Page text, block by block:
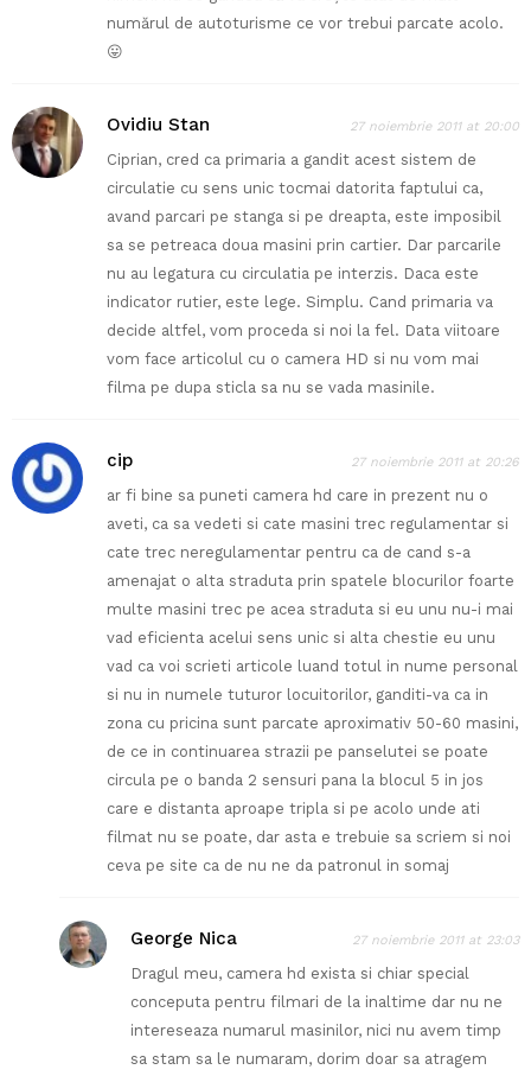
numărul de autoturisme ce vor trebui parcate acolo.
😛
Ovidiu Stan 27 noiembrie 2011 at 20:00
Ciprian, cred ca primaria a gandit acest sistem de
circulatie cu sens unic tocmai datorita faptului ca,
avand parcari pe stanga si pe dreapta, este imposibil
sa se petreaca doua masini prin cartier. Dar parcarile
nu au legatura cu circulatia pe interzis. Daca este
indicator rutier, este lege. Simplu. Cand primaria va
decide altfel, vom proceda si noi la fel. Data viitoare
vom face articolul cu o camera HD si nu vom mai
filma pe dupa sticla sa nu se vada masinile.
cip 27 noiembrie 2011 at 20:26
ar fi bine sa puneti camera hd care in prezent nu o
aveti, ca sa vedeti si cate masini trec regulamentar si
cate trec neregulamentar pentru ca de cand s-a
amenajat o alta straduta prin spatele blocurilor foarte
multe masini trec pe acea straduta si eu unu nu-i mai
vad eficienta acelui sens unic si alta chestie eu unu
vad ca voi scrieti articole luand totul in nume personal
si nu in numele tuturor locuitorilor, ganditi-va ca in
zona cu pricina sunt parcate aproximativ 50-60 masini,
de ce in continuarea strazii pe panselutei se poate
circula pe o banda 2 sensuri pana la blocul 5 in jos
care e distanta aproape tripla si pe acolo unde ati
filmat nu se poate, dar asta e trebuie sa scriem si noi
ceva pe site ca de nu ne da patronul in somaj
George Nica 27 noiembrie 2011 at 23:03
Dragul meu, camera hd exista si chiar special
conceputa pentru filmari de la inaltime dar nu ne
intereseaza numarul masinilor, nici nu avem timp
sa stam sa le numaram, dorim doar sa atragem